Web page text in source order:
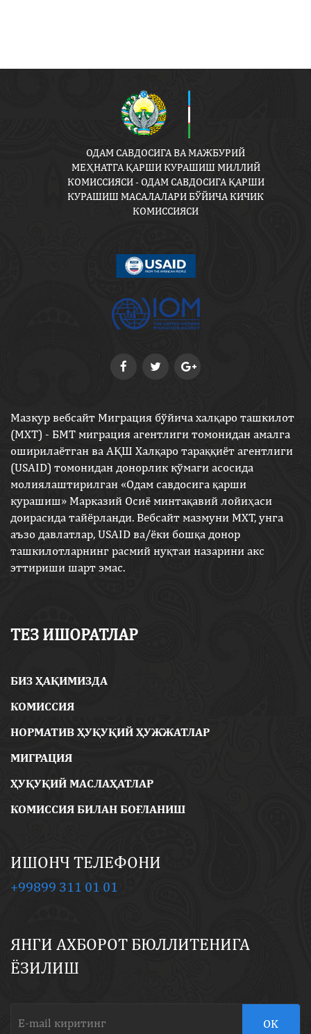
ОДАМ САВДОСИГА ВА МАЖБУРИЙ
МЕҲНАТГА ҚАРШИ КУРАШИШ МИЛЛИЙ
КОМИССИЯСИ - ОДАМ САВДОСИГА ҚАРШИ
КУРАШИШ МАСАЛАЛАРИ БЎЙИЧА КИЧИК
КОМИССИЯСИ
Мазкур вебсайт Миграция бўйича халқаро ташкилот
(МХТ) - БМТ миграция агентлиги томонидан амалга
оширилаётган ва АҚШ Халқаро тараққиёт агентлиги
(USAID) томонидан донорлик кўмаги асосида
молиялаштирилган «Одам савдосига қарши
курашиш» Марказий Осиё минтақавий лойиҳаси
доирасида тайёрланди. Вебсайт мазмуни МХТ, унга
аъзо давлатлар, USAID ва/ёки бошқа донор
ташкилотларнинг расмий нуқтаи назарини акс
эттириши шарт эмас.
ТЕЗ ИШОРАТЛАР
БИЗ ҲАҚИМИЗДА
КОМИССИЯ
НОРМАТИВ ҲУҚУҚИЙ ҲУЖЖАТЛАР
МИГРАЦИЯ
ҲУҚУҚИЙ МАСЛАҲАТЛАР
КОМИССИЯ БИЛАН БОҒЛАНИШ
ИШОНЧ ТЕЛЕФОНИ
+99899 311 01 01
ЯНГИ АХБОРОТ БЮЛЛИТЕНИГА
ЁЗИЛИШ